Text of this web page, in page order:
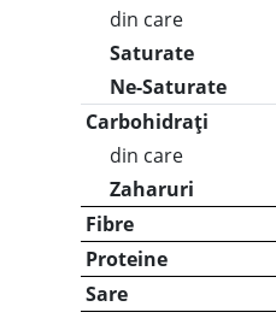
din care
Saturate
Ne-Saturate
Carbohidrați
din care
Zaharuri
Fibre
Proteine
Sare